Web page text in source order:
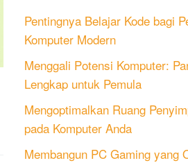
Pentingnya Belajar Kode bagi
Komputer Modern
Menggali Potensi Komputer:
Lengkap untuk Pemula
Mengoptimalkan Ruang
pada Komputer Anda
Membangun PC Gaming yang